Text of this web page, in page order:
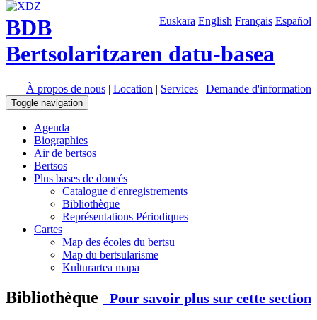
Euskara English Français Español
BDB
Bertsolaritzaren datu-basea
À propos de nous | Location | Services | Demande d'information
Toggle navigation
Agenda
Biographies
Air de bertsos
Bertsos
Plus bases de doneés
Catalogue d'enregistrements
Bibliothèque
Représentations Périodiques
Cartes
Map des écoles du bertsu
Map du bertsularisme
Kulturartea mapa
Bibliothèque Pour savoir plus sur cette section